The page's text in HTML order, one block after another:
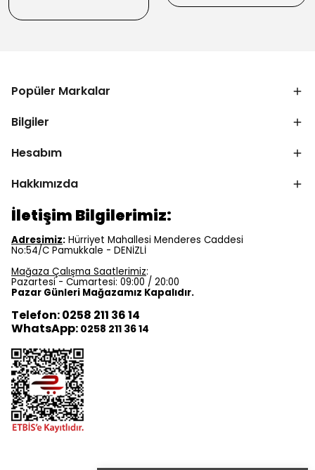
Popüler Markalar
Bilgiler
Hesabım
Hakkımızda
İletişim Bilgilerimiz:
Adresimiz: Hürriyet Mahallesi Menderes Caddesi
No:54/C Pamukkale - DENİZLİ
Mağaza Çalışma Saatlerimiz:
Pazartesi - Cumartesi: 09:00 / 20:00
Pazar Günleri Mağazamız Kapalıdır.
Telefon: 0258 211 36 14
WhatsApp: 0258 211 36 14